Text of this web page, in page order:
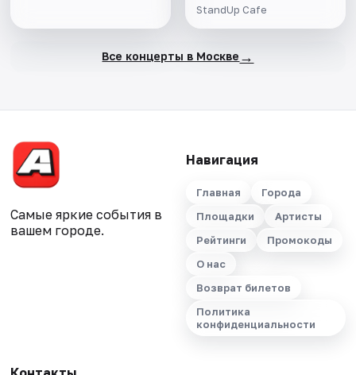
StandUp Cafe
Все концерты в Москве →
Самые яркие события в
вашем городе.
Навигация
Главная
Города
Площадки
Артисты
Рейтинги
Промокоды
О нас
Возврат билетов
Политика
конфиденциальности